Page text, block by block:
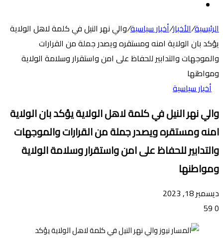
الرئيسية/الأخبار/أخبار سياسية/والي نهر النيل في كلمة لاهل الولاية
يؤكد بان الولاية امنه ومستقره ويصدر جملة من القرارات
والموجهات والتدابير للحفاظ على امن واستقرار وسلامة الولاية
ومواطنها
أخبار سياسية
والي نهر النيل في كلمة لاهل الولاية يؤكد بان الولاية
امنه ومستقره ويصدر جملة من القرارات والموجهات
والتدابير للحفاظ على امن واستقرار وسلامة الولاية
ومواطنها
ديسمبر 18, 2023
0